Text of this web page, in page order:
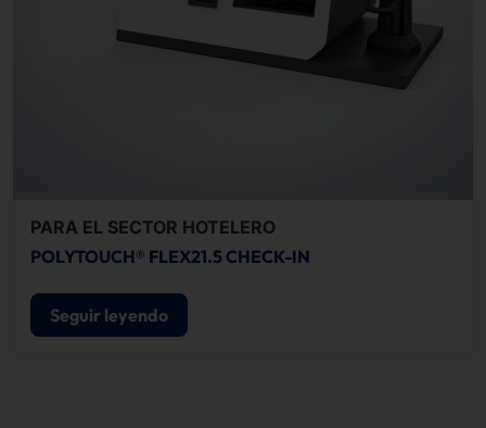
PARA EL SECTOR HOTELERO
POLYTOUCH® FLEX21.5 CHECK-IN
Seguir leyendo